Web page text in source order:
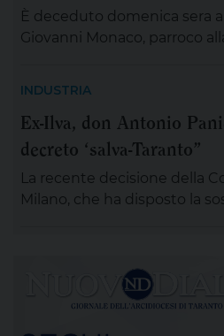
È deceduto domenica sera
Giovanni Monaco, parroco
preghiera e rendergli un
ci si ritroverà come
INDUSTRIA
Ex-Ilva, don Antonio
decreto ‘salva-Taranto”
La recente decisione della
Milano, che ha disposto la
alla completa bonifica
delle emissioni di polveri
passaggio destinato a
dello stabilimento